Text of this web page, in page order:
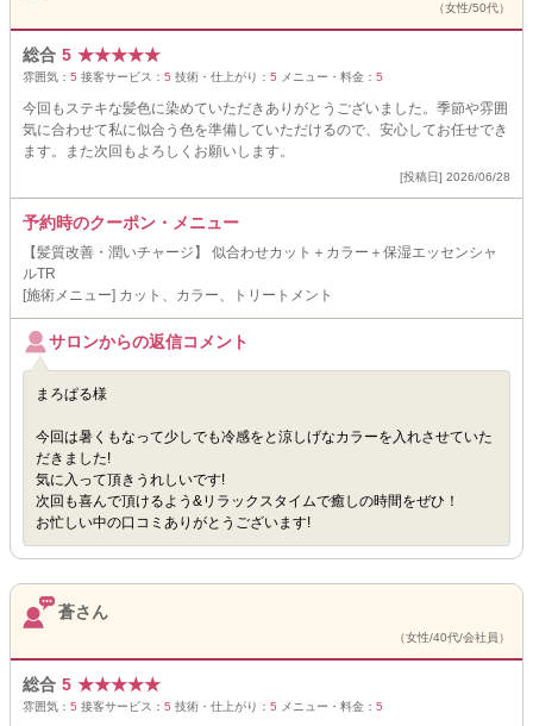
（女性/50代）
総合 5 ★★★★★
雰囲気： 5 接客サービス： 5 技術・仕上がり： 5 メニュー・料金： 5
今回もステキな髪色に染めていただきありがとうございました。季節や雰囲
気に合わせて私に似合う色を準備していただけるので、安心してお任せでき
ます。また次回もよろしくお願いします。
[投稿日] 2026/06/28
予約時のクーポン・メニュー
【髪質改善・潤いチャージ】 似合わせカット＋カラー＋保湿エッセンシャ
ルTR
[施術メニュー] カット、カラー、トリートメント
サロンからの返信コメント
まろぱる様
今回は暑くもなって少しでも冷感をと涼しげなカラーを入れさせていた
だきました!
気に入って頂きうれしいです!
次回も喜んで頂けるよう&リラックスタイムで癒しの時間をぜひ！
お忙しい中の口コミありがとうございます!
蒼さん
（女性/40代/会社員）
総合 5 ★★★★★
雰囲気： 5 接客サービス： 5 技術・仕上がり： 5 メニュー・料金： 5